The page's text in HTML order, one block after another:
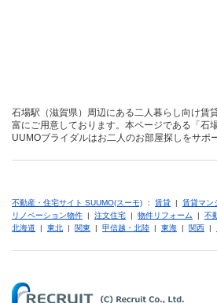
石場駅（滋賀県）周辺にある二人暮らし向け賃
富にご用意しております。本ページである「石
UUMOブライダルはお二人のお部屋探しをサポ
不動産・住宅サイト SUUMO(スーモ) ： 賃貸 | 賃貸マン
リノベーション物件 | 注文住宅 | 物件リフォーム | 不
北海道 | 東北 | 関東 | 甲信越・北陸 | 東海 | 関西 |